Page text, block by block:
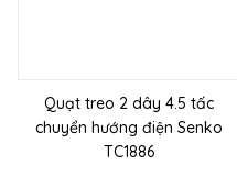
Quạt treo 2 dây 4.5 tấc
chuyển hướng điện Senko
TC1886